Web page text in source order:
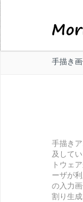
手描き
手描き
及して
トウェ
ーザが
の入力
割り生